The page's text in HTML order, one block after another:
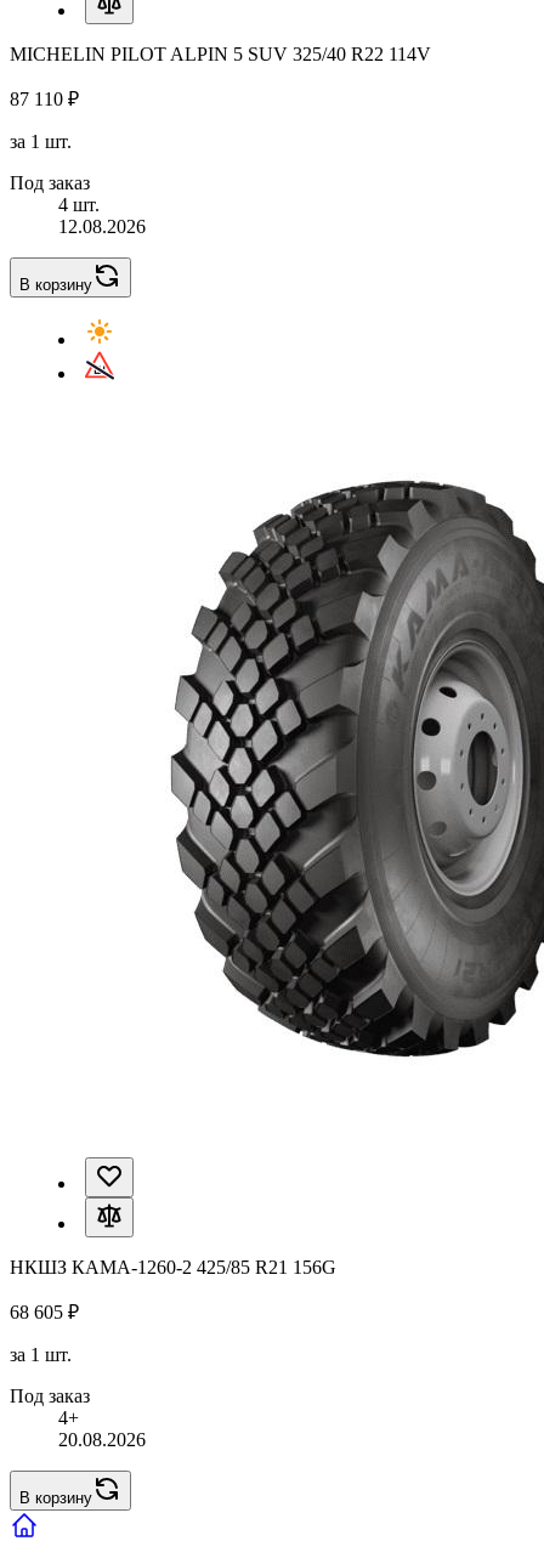
MICHELIN PILOT ALPIN 5 SUV 325/40 R22 114V
87 110 ₽
за 1 шт.
Под заказ
4 шт.
12.08.2026
В корзину
НКШЗ КАМА-1260-2 425/85 R21 156G
68 605 ₽
за 1 шт.
Под заказ
4+
20.08.2026
В корзину